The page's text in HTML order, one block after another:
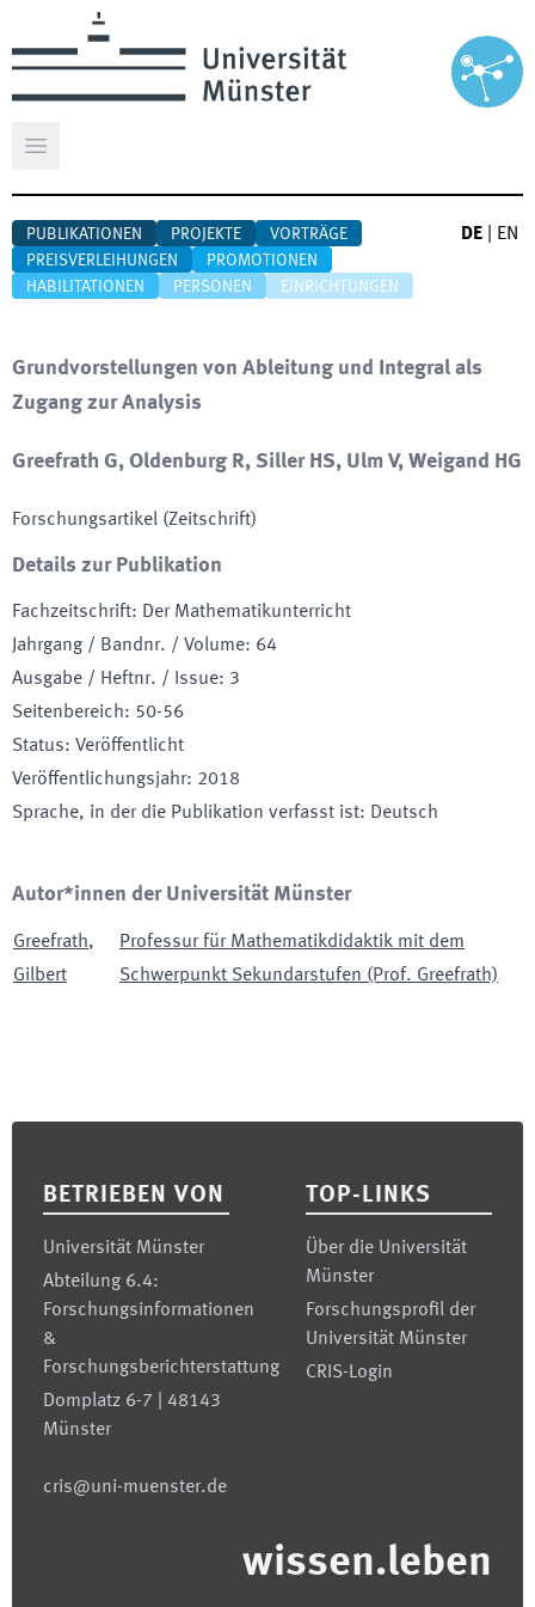
Hauptmenü öffnen
PUBLIKATIONEN PROJEKTE
VORTRÄGE
PREISVERLEIHUNGEN
PROMOTIONEN
HABILITATIONEN
PERSONEN EINRICHTUNGEN
DE EN
Grundvorstellungen von Ableitung und Integral als
Zugang zur Analysis
Greefrath G, Oldenburg R, Siller HS, Ulm V, Weigand HG
Forschungsartikel (Zeitschrift)
Details zur Publikation
Fachzeitschrift: Der Mathematikunterricht
Jahrgang / Bandnr. / Volume: 64
Ausgabe / Heftnr. / Issue: 3
Seitenbereich: 50-56
Status: Veröffentlicht
Veröffentlichungsjahr: 2018
Sprache, in der die Publikation verfasst ist: Deutsch
Autor*innen der Universität Münster
Greefrath,
Gilbert
Professur für Mathematikdidaktik mit dem
Schwerpunkt Sekundarstufen (Prof. Greefrath)
BETRIEBEN VON
Universität Münster
Abteilung 6.4:
Forschungsinformationen
&
Forschungsberichterstattung
Domplatz 6-7 | 48143
Münster
cris@uni-muenster.de
TOP-LINKS
Über die Universität
Münster
Forschungsprofil der
Universität Münster
CRIS-Login
wissen.leben